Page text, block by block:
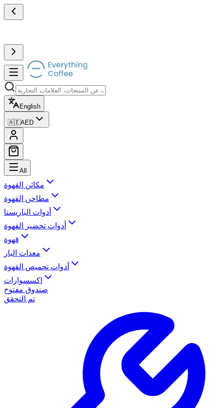
English
🇦🇪AED
All
مكائن القهوة
مطاحن القهوة
أدوات الباريستا
أدوات تحضير القهوة
قهوة
معدات البار
أدوات تحميص القهوة
اكسسوارات
صندوق مفتوح
تم التحقق